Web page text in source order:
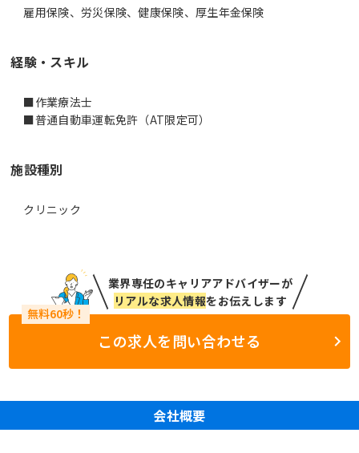
雇用保険、労災保険、健康保険、厚生年金保険
経験・スキル
■作業療法士
■普通自動車運転免許（AT限定可）
施設種別
クリニック
業界専任のキャリアアドバイザーが
リアルな求人情報をお伝えします
この求人を問い合わせる
会社概要